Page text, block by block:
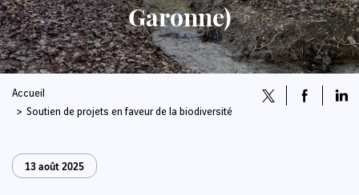
Garonne)
Accueil
Soutien de projets en faveur de la biodiversité
13 août 2025